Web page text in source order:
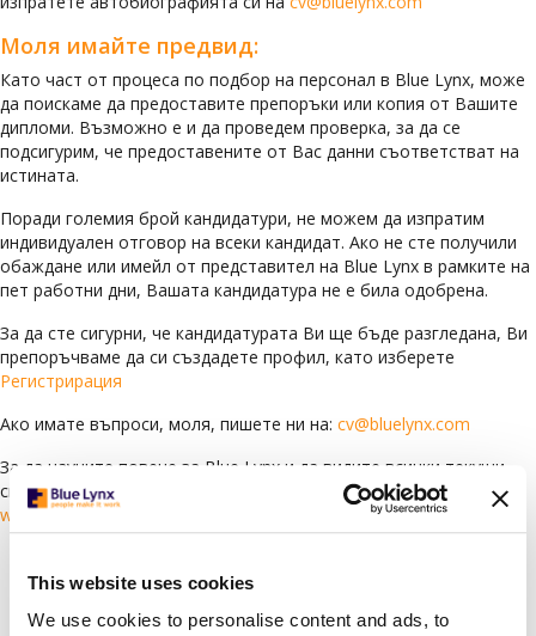
This website uses cookies
We use cookies to personalise content and ads, to
Моля имайте предвид:
Като част от процеса по подбор на персонал в Blue Lynx, може
да поискаме да предоставите препоръки или копия от Вашите
дипломи. Възможно е и да проведем проверка, за да се
подсигурим, че предоставените от Вас данни съответстват на
истината.
Поради големия брой кандидатури, не можем да изпратим
индивидуален отговор на всеки кандидат. Ако не сте получили
обаждане или имейл от представител на Blue Lynx в рамките на
пет работни дни, Вашата кандидатура не е била одобрена.
За да сте сигурни, че кандидатурата Ви ще бъде разгледана, Ви
препоръчваме да си създадете профил, като изберете
Регистрирация
Ако имате въпроси, моля, пишете ни на: cv@bluelynx.com
За да научите повече за Blue Lynx и да видите всички текущи
свободни позиции, посетете нашия уебсайт:
www.bluelynxcareers.bg
Languages
Arabic (78)